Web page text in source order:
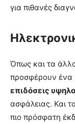
για πιθανές
Όπως και τα άλλα
προσφέρουν ένα
επιδόσεις
ασφάλειας. Και
πιο πρόσφατη